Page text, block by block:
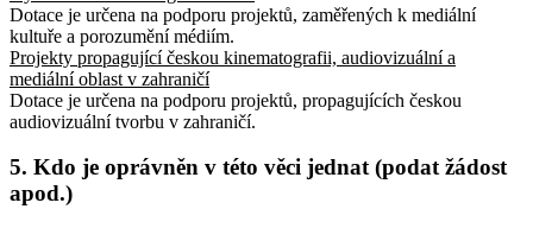
Dotace je určena na podporu projektů, zaměřených k mediální
kultuře a porozumění médiím.
Projekty propagující českou kinematografii, audiovizuální a
mediální oblast v zahraničí
Dotace je určena na podporu projektů, propagujících českou
audiovizuální tvorbu v zahraničí.
5. Kdo je oprávněn v této věci jednat (podat žádost
apod.)